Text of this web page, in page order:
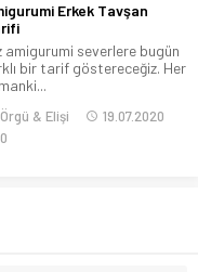
Erkek Tavşan
amigurumi severlere bugün
bir tarif göstereceğiz. Her
Örgü & Elişi
19.07.2020
0